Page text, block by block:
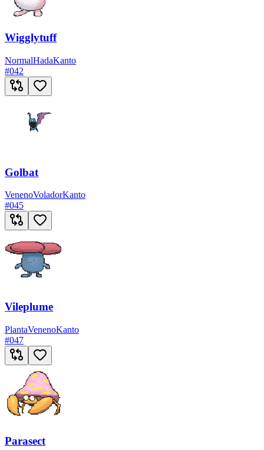
Wigglytuff
NormalHadaKanto
#042
Golbat
VenenoVoladorKanto
#045
Vileplume
PlantaVenenoKanto
#047
Parasect